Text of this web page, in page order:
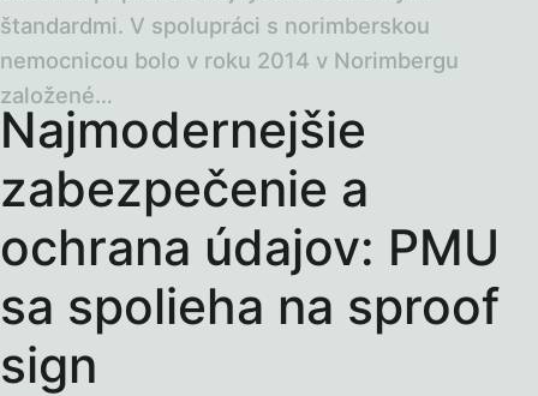
Najmodernejšie
zabezpečenie a
ochrana údajov: PMU
sa spolieha na sproof
sign
štandardmi. V spolupráci s norimberskou
nemocnicou bolo v roku 2014 v Norimbergu
založené…